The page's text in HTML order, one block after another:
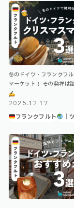
冬のドイツ・フランクフ
マーケット！ その発祥は
のクリスマスマーケット
2025.12.17
フランクフルト